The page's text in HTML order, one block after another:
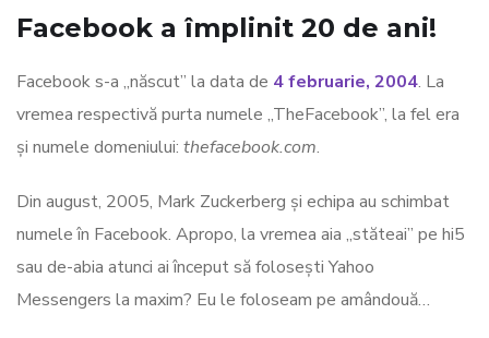
Facebook a împlinit 20 de ani!
Facebook s-a „născut” la data de 4 februarie, 2004. La
vremea respectivă purta numele „TheFacebook”, la fel era
și numele domeniului: thefacebook.com.
Din august, 2005, Mark Zuckerberg și echipa au schimbat
numele în Facebook. Apropo, la vremea aia „stăteai” pe hi5
sau de-abia atunci ai început să folosești Yahoo
Messengers la maxim? Eu le foloseam pe amândouă…